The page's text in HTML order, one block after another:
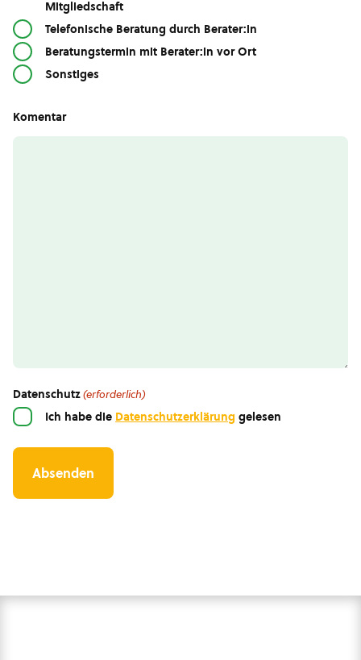
Mitgliedschaft
Telefonische Beratung durch Berater:in
Beratungstermin mit Berater:in vor Ort
Sonstiges
Komentar
Datenschutz(erforderlich)
Ich habe die Datenschutzerklärung gelesen